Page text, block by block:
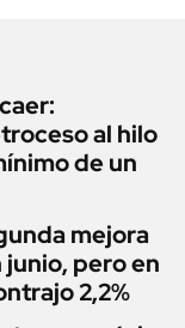
al hilo
de un
mejora
pero en
2,2%